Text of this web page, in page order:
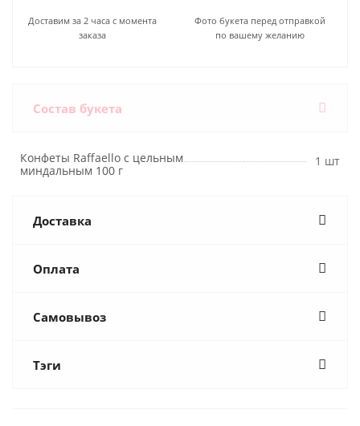
Доставим за 2 часа с момента
заказа
Фото букета перед отправкой
по вашему желанию
Состав букета
Конфеты Raffaello с цельным
миндальным 100 г
1 шт
Доставка
Оплата
Самовывоз
Тэги